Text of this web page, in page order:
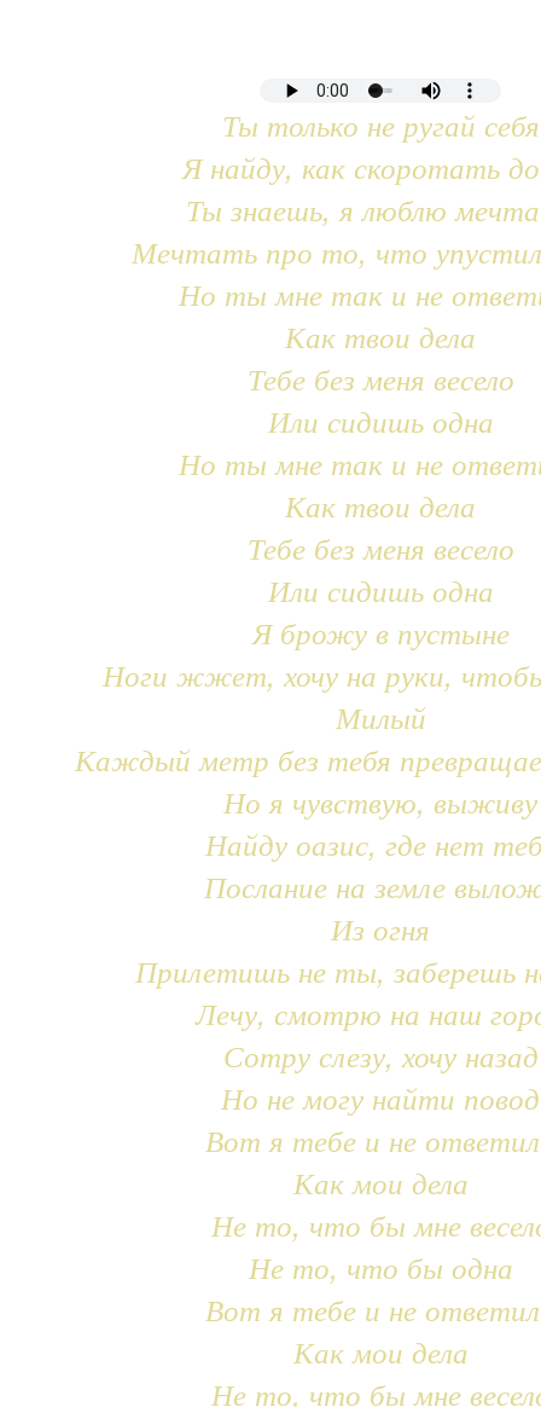
Ты только не ругай себя
Я найду, как скоротать
Ты знаешь, я люблю
Мечтать про то, что
Но ты мне так и не
Как твои дела
Тебе без меня весело
Или сидишь одна
Но ты мне так и не
Как твои дела
Тебе без меня весело
Или сидишь одна
Я брожу в пустыне
Ноги жжет, хочу на руки,
Милый
Каждый метр без тебя
Но я чувствую, выживу
Найду оазис, где нет
Послание на земле
Из огня
Прилетишь не ты, заберешь
Лечу, смотрю на наш
Сотру слезу, хочу назад
Но не могу найти повод
Вот я тебе и не
Как мои дела
Не то, что бы мне
Не то, что бы одна
Вот я тебе и не
Как мои дела
Не то, что бы мне